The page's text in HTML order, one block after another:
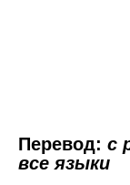
Перевод: с
все языки